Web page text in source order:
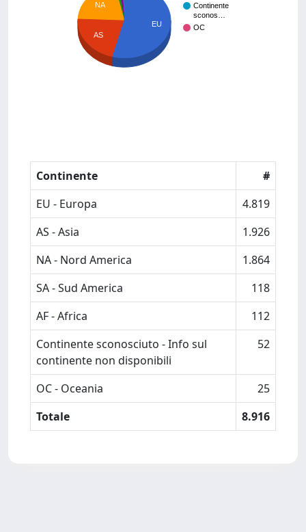
Continente
sconos…
OC
NA
AS
EU
Continente
#
EU - Europa
4.819
AS - Asia
1.926
NA - Nord America
1.864
SA - Sud America
118
AF - Africa
112
Continente sconosciuto - Info sul
continente non disponibili
52
OC - Oceania
25
Totale
8.916